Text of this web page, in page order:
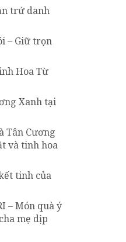
trứ danh
– Giữ trọn
Hoa Từ
Xanh tại
Tân Cương
và tinh hoa
tinh của
– Món quà ý
mẹ dịp